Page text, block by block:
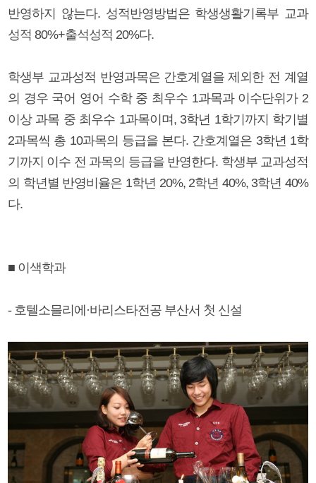
반영하지 않는다. 성적반영방법은 학생생활기록부 교과
성적 80%+출석성적 20%다.
학생부 교과성적 반영과목은 간호계열을 제외한 전 계열
의 경우 국어 영어 수학 중 최우수 1과목과 이수단위가 2
이상 과목 중 최우수 1과목이며, 3학년 1학기까지 학기별
2과목씩 총 10과목의 등급을 본다. 간호계열은 3학년 1학
기까지 이수 전 과목의 등급을 반영한다. 학생부 교과성적
의 학년별 반영비율은 1학년 20%, 2학년 40%, 3학년 40%
다.
■ 이색학과
- 호텔소믈리에·바리스타전공 부산서 첫 신설